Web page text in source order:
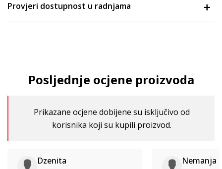
Provjeri dostupnost u radnjama
Posljednje ocjene proizvoda
Prikazane ocjene dobijene su isključivo od
korisnika koji su kupili proizvod.
Dzenita Nemanja